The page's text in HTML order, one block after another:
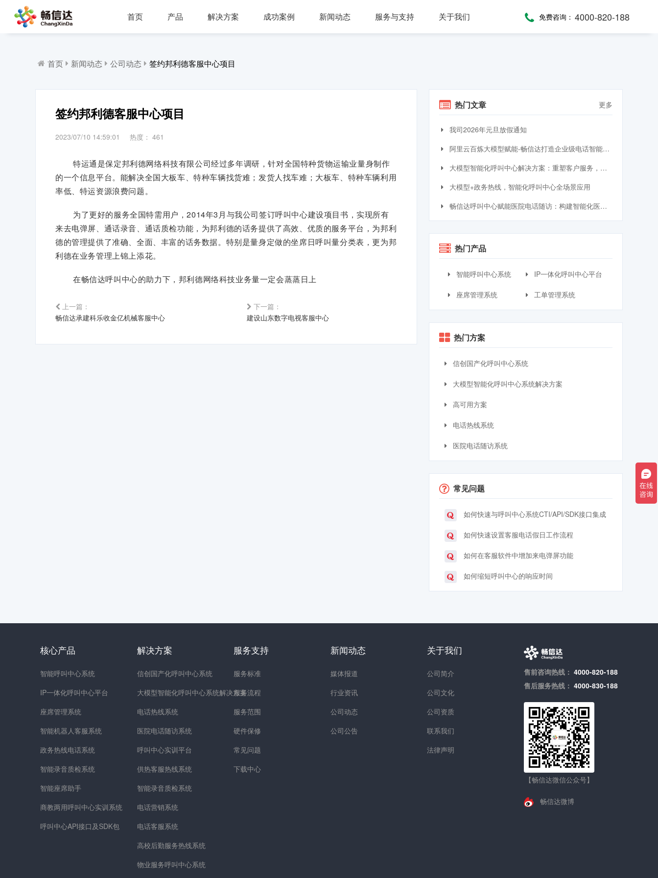
首页 产品 解决方案 成功案例 新闻动态 服务与支持 关于我们 免费咨询： 4000-820-188
首页 新闻动态 公司动态 签约邦利德客服中心项目
签约邦利德客服中心项目
2023/07/10 14:59:01 热度： 461
特运通是保定邦利德网络科技有限公司经过多年调研，针对全国特种货物运输业量身制作
的一个信息平台。能解决全国大板车、特种车辆找货难；发货人找车难；大板车、特种车辆利用
率低、特运资源浪费问题。
为了更好的服务全国特需用户，2014年3月与我公司签订呼叫中心建设项目书，实现所有
来去电弹屏、通话录音、通话质检功能，为邦利德的话务提供了高效、优质的服务平台，为邦利
德的管理提供了准确、全面、丰富的话务数据。特别是量身定做的坐席日呼叫量分类表，更为邦
利德在业务管理上锦上添花。
在畅信达呼叫中心的助力下，邦利德网络科技业务量一定会蒸蒸日上
上一篇：
畅信达承建科乐收金亿机械客服中心
下一篇：
建设山东数字电视客服中心
热门文章 更多
我司2026年元旦放假通知
阿里云百炼大模型赋能-畅信达打造企业级电话智能体与智能呼叫中心完整方案
大模型智能化呼叫中心解决方案：重塑客户服务，引领交互革命
大模型+政务热线，智能化呼叫中心全场景应用
畅信达呼叫中心赋能医院电话随访：构建智能化医患服务
热门产品
智能呼叫中心系统 IP一体化呼叫中心平台
座席管理系统 工单管理系统
热门方案
信创国产化呼叫中心系统
大模型智能化呼叫中心系统解决方案
高可用方案
电话热线系统
医院电话随访系统
常见问题
如何快速与呼叫中心系统CTI/API/SDK接口集成
如何快速设置客服电话假日工作流程
如何在客服软件中增加来电弹屏功能
如何缩短呼叫中心的响应时间
核心产品
智能呼叫中心系统
IP一体化呼叫中心平台
座席管理系统
智能机器人客服系统
政务热线电话系统
智能录音质检系统
智能座席助手
商教两用呼叫中心实训系统
呼叫中心API接口及SDK包
解决方案
信创国产化呼叫中心系统
大模型智能化呼叫中心系统解决方案
电话热线系统
医院电话随访系统
呼叫中心实训平台
供热客服热线系统
智能录音质检系统
电话营销系统
电话客服系统
高校后勤服务热线系统
物业服务呼叫中心系统
服务支持
服务标准
服务流程
服务范围
硬件保修
常见问题
下载中心
新闻动态
媒体报道
行业资讯
公司动态
公司公告
关于我们
公司简介
公司文化
公司资质
联系我们
法律声明
售前咨询热线： 4000-820-188
售后服务热线： 4000-830-188
【畅信达微信公众号】
畅信达微博